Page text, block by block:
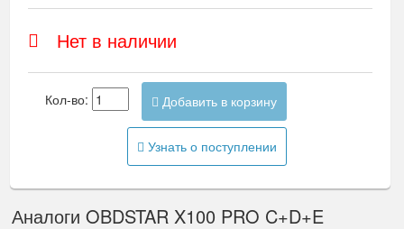
Нет в наличии
Кол-во: Добавить в корзину
Узнать о поступлении
Аналоги OBDSTAR X100 PRO C+D+E